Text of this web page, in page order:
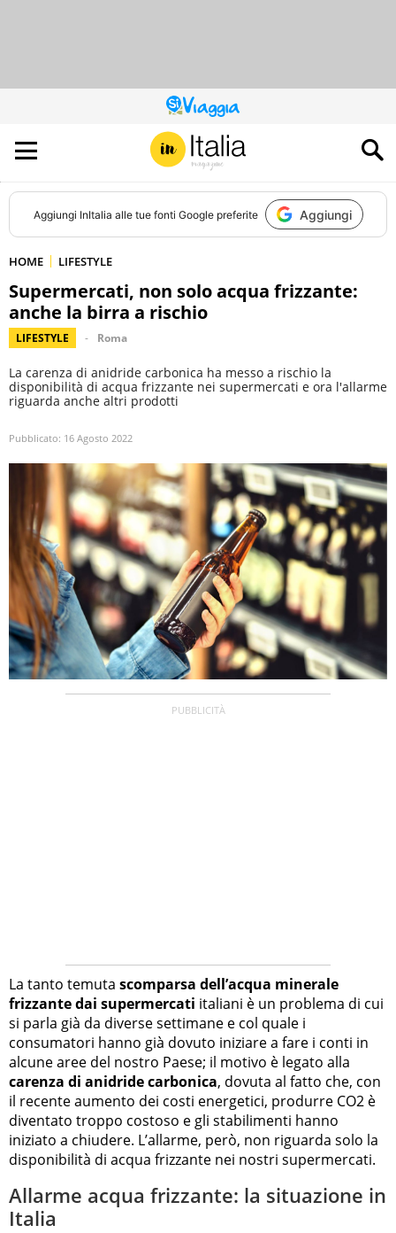
QUESTO
SITO
CONTRIBUISCE
ALL’AUDIENCE
DI
Aggiungi InItalia alle tue fonti Google preferite Aggiungi
HOME LIFESTYLE
Supermercati, non solo acqua frizzante:
anche la birra a rischio
LIFESTYLE Roma
La carenza di anidride carbonica ha messo a rischio la
disponibilità di acqua frizzante nei supermercati e ora l'allarme
riguarda anche altri prodotti
Pubblicato: 16 Agosto 2022
La tanto temuta scomparsa dell’acqua minerale
frizzante dai supermercati italiani è un problema di cui
si parla già da diverse settimane e col quale i
consumatori hanno già dovuto iniziare a fare i conti in
alcune aree del nostro Paese; il motivo è legato alla
carenza di anidride carbonica, dovuta al fatto che, con
il recente aumento dei costi energetici, produrre CO2 è
diventato troppo costoso e gli stabilimenti hanno
iniziato a chiudere. L’allarme, però, non riguarda solo la
disponibilità di acqua frizzante nei nostri supermercati.
Allarme acqua frizzante: la situazione in
Italia